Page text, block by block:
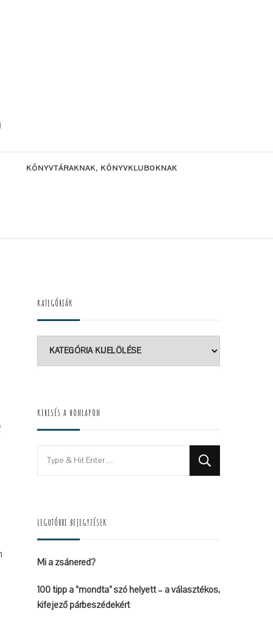
KÖNYVTÁRAKNAK, KÖNYVKLUBOKNAK
KATEGÓRIÁK
Kategóriák
KERESÉS A HONLAPON
Looking
for
LEGUTÓBBI BEJEGYZÉSEK
Mi a zsánered?
100 tipp a “mondta” szó helyett – a választékos,
kifejező párbeszédekért